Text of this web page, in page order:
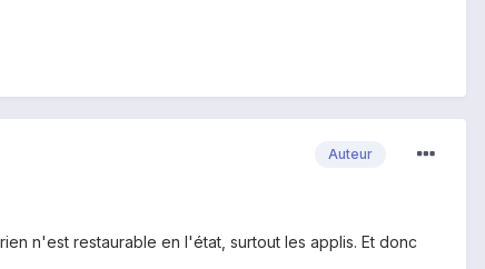
Auteur
n'est restaurable en l'état, surtout les applis. Et donc